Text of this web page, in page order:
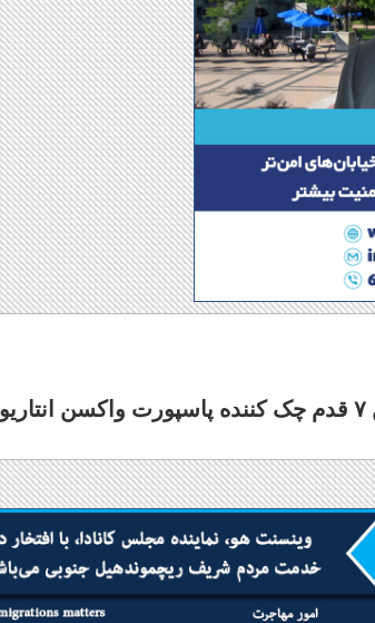
از امروز با این ۵ قدم پاسپورت واکسیناسیون و این ۷ قدم چک کننده پاسپورت واکسن